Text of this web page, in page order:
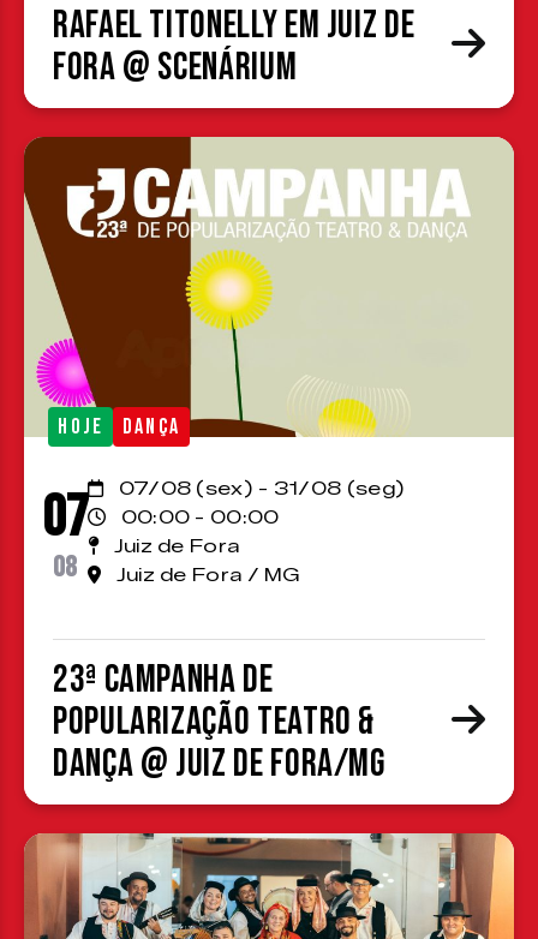
Rafael Titonelly em Juiz de
Fora @ Scenárium
HOJE DANÇA
07
08
07/08 (sex) - 31/08 (seg)
00:00 - 00:00
Juiz de Fora
Juiz de Fora / MG
23ª Campanha de
Popularização Teatro &
Dança @ Juiz de Fora/MG